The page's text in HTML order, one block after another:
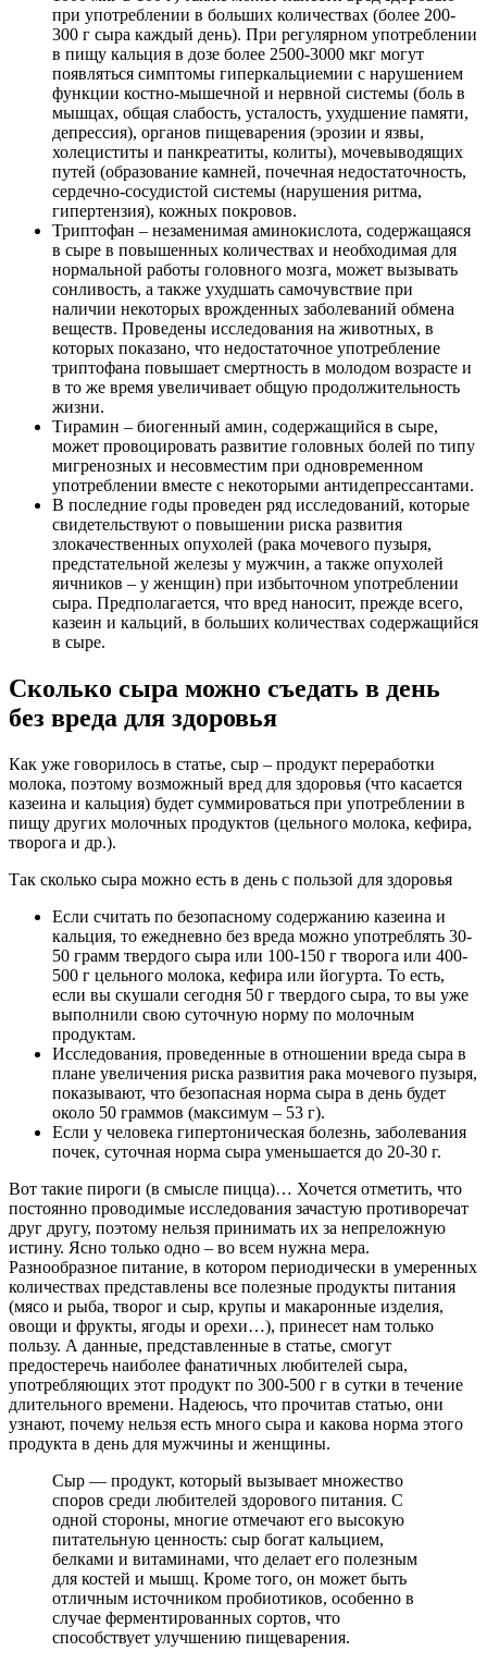
при употреблении в больших количествах (более 200-
300 г сыра каждый день). При регулярном употреблении
в пищу кальция в дозе более 2500-3000 мкг могут
появляться симптомы гиперкальциемии с нарушением
функции костно-мышечной и нервной системы (боль в
мышцах, общая слабость, усталость, ухудшение памяти,
депрессия), органов пищеварения (эрозии и язвы,
холециститы и панкреатиты, колиты), мочевыводящих
путей (образование камней, почечная недостаточность,
сердечно-сосудистой системы (нарушения ритма,
гипертензия), кожных покровов.
Триптофан – незаменимая аминокислота, содержащаяся
в сыре в повышенных количествах и необходимая для
нормальной работы головного мозга, может вызывать
сонливость, а также ухудшать самочувствие при
наличии некоторых врожденных заболеваний обмена
веществ. Проведены исследования на животных, в
которых показано, что недостаточное употребление
триптофана повышает смертность в молодом возрасте и
в то же время увеличивает общую продолжительность
жизни.
Тирамин – биогенный амин, содержащийся в сыре,
может провоцировать развитие головных болей по типу
мигренозных и несовместим при одновременном
употреблении вместе с некоторыми антидепрессантами.
В последние годы проведен ряд исследований, которые
свидетельствуют о повышении риска развития
злокачественных опухолей (рака мочевого пузыря,
предстательной железы у мужчин, а также опухолей
яичников – у женщин) при избыточном употреблении
сыра. Предполагается, что вред наносит, прежде всего,
казеин и кальций, в больших количествах содержащийся
в сыре.
Сколько сыра можно съедать в день
без вреда для здоровья
Как уже говорилось в статье, сыр – продукт переработки
молока, поэтому возможный вред для здоровья (что касается
казеина и кальция) будет суммироваться при употреблении в
пищу других молочных продуктов (цельного молока, кефира,
творога и др.).
Так сколько сыра можно есть в день с пользой для здоровья
Если считать по безопасному содержанию казеина и
кальция, то ежедневно без вреда можно употреблять 30-
50 грамм твердого сыра или 100-150 г творога или 400-
500 г цельного молока, кефира или йогурта. То есть,
если вы скушали сегодня 50 г твердого сыра, то вы уже
выполнили свою суточную норму по молочным
продуктам.
Исследования, проведенные в отношении вреда сыра в
плане увеличения риска развития рака мочевого пузыря,
показывают, что безопасная норма сыра в день будет
около 50 граммов (максимум – 53 г).
Если у человека гипертоническая болезнь, заболевания
почек, суточная норма сыра уменьшается до 20-30 г.
Вот такие пироги (в смысле пицца)… Хочется отметить, что
постоянно проводимые исследования зачастую противоречат
друг другу, поэтому нельзя принимать их за непреложную
истину. Ясно только одно – во всем нужна мера.
Разнообразное питание, в котором периодически в умеренных
количествах представлены все полезные продукты питания
(мясо и рыба, творог и сыр, крупы и макаронные изделия,
овощи и фрукты, ягоды и орехи…), принесет нам только
пользу. А данные, представленные в статье, смогут
предостеречь наиболее фанатичных любителей сыра,
употребляющих этот продукт по 300-500 г в сутки в течение
длительного времени. Надеюсь, что прочитав статью, они
узнают, почему нельзя есть много сыра и какова норма этого
продукта в день для мужчины и женщины.
Сыр — продукт, который вызывает множество
споров среди любителей здорового питания. С
одной стороны, многие отмечают его высокую
питательную ценность: сыр богат кальцием,
белками и витаминами, что делает его полезным
для костей и мышц. Кроме того, он может быть
отличным источником пробиотиков, особенно в
случае ферментированных сортов, что
способствует улучшению пищеварения.